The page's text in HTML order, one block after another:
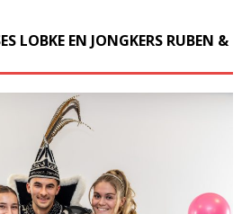
LOBKE EN JONGKERS RUBEN &